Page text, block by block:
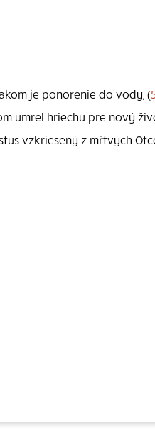
je ponorenie do vody, (
umrel hriechu pre nový
vzkriesený z mŕtvych